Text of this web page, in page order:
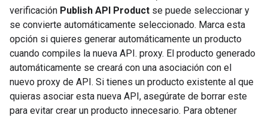
verificación Publish API Product se puede seleccionar y
se convierte automáticamente seleccionado. Marca esta
opción si quieres generar automáticamente un producto
cuando compiles la nueva API. proxy. El producto generado
automáticamente se creará con una asociación con el
nuevo proxy de API. Si tienes un producto existente al que
quieras asociar esta nueva API, asegúrate de borrar este
para evitar crear un producto innecesario. Para obtener